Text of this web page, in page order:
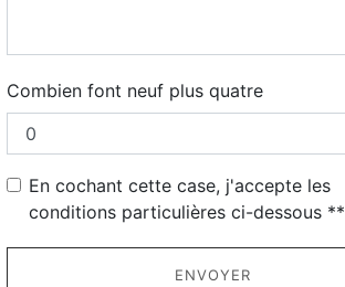
Combien font neuf plus quatre
En cochant cette case, j'accepte les
conditions particulières ci-dessous **
ENVOYER